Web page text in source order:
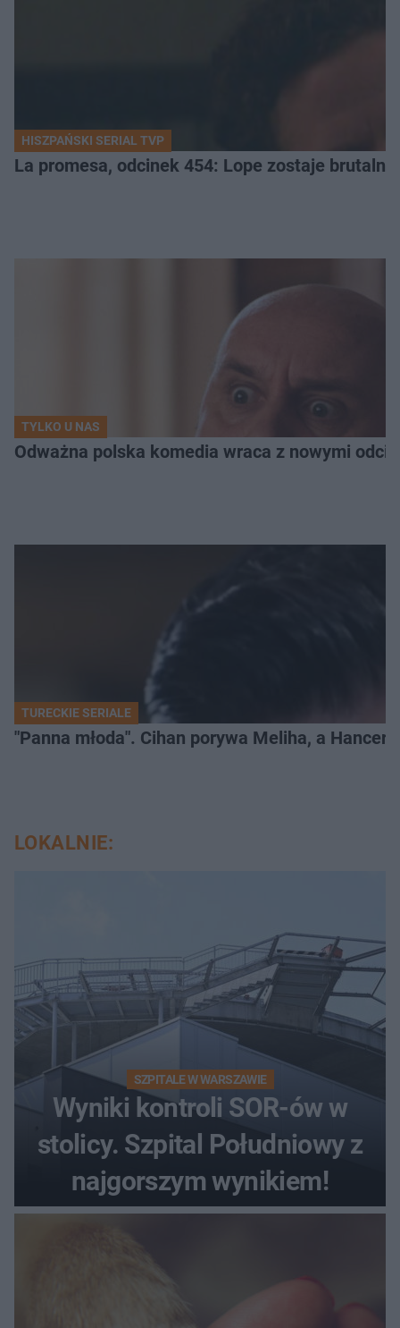
HISZPAŃSKI SERIAL TVP
La promesa, odcinek 454: Lope zostaje
TYLKO U NAS
Odważna polska komedia wraca z nowymi
TURECKIE SERIALE
"Panna młoda". Cihan porywa Meliha, a
LOKALNIE:
SZPITALE W WARSZAWIE
Wyniki kontroli SOR-ów w
stolicy. Szpital Południowy z
najgorszym wynikiem!